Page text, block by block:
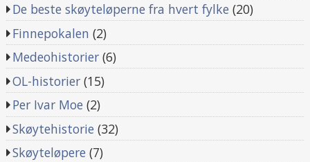
De beste skøyteløperne fra hvert fylke (20)
Finnepokalen (2)
Medeohistorier (6)
OL-historier (15)
Per Ivar Moe (2)
Skøytehistorie (32)
Skøyteløpere (7)